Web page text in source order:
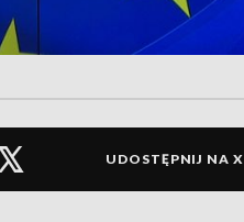
UDOSTĘPNIJ NA X